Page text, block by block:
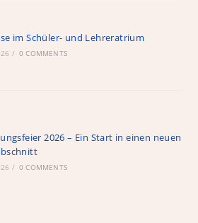
im Schüler- und Lehreratrium
/ 0 COMMENTS
2026 – Ein Start in einen neuen
/ 0 COMMENTS